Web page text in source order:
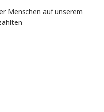
Menschen auf unserem